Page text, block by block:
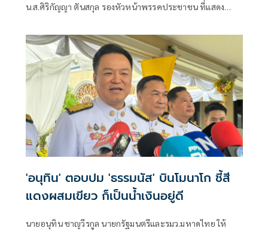
น.ส.ศิริกัญญา ตันสกุล รองหัวหน้าพรรคประชาชน ที่แสดง
พรรคภูมิใจไทย ก็จำเป็นต้องพูดคุยกับพรรคประชาชนด้วยว่า
'อนุทิน' ตอบปม 'ธรรมนัส' บินโมนาโก ชี้สี
แดงผสมเขียว ก็เป็นน้ำเงินอยู่ดี
นายอนุทิน ชาญวีรกูล นายกรัฐมนตรีและรมว.มหาดไทย ให้